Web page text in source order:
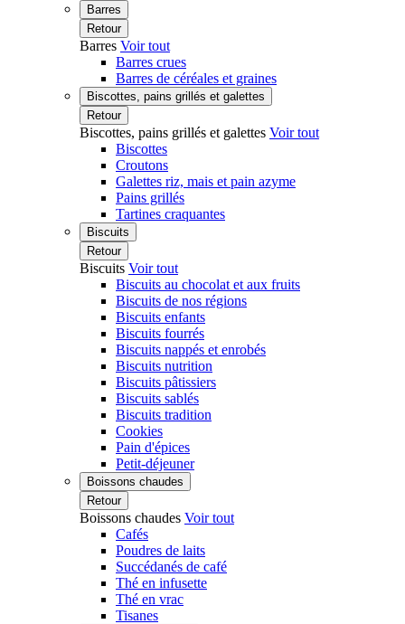
Barres
Retour
Barres Voir tout
Barres crues
Barres de céréales et graines
Biscottes, pains grillés et galettes
Retour
Biscottes, pains grillés et galettes Voir tout
Biscottes
Croutons
Galettes riz, mais et pain azyme
Pains grillés
Tartines craquantes
Biscuits
Retour
Biscuits Voir tout
Biscuits au chocolat et aux fruits
Biscuits de nos régions
Biscuits enfants
Biscuits fourrés
Biscuits nappés et enrobés
Biscuits nutrition
Biscuits pâtissiers
Biscuits sablés
Biscuits tradition
Cookies
Pain d'épices
Petit-déjeuner
Boissons chaudes
Retour
Boissons chaudes Voir tout
Cafés
Poudres de laits
Succédanés de café
Thé en infusette
Thé en vrac
Tisanes